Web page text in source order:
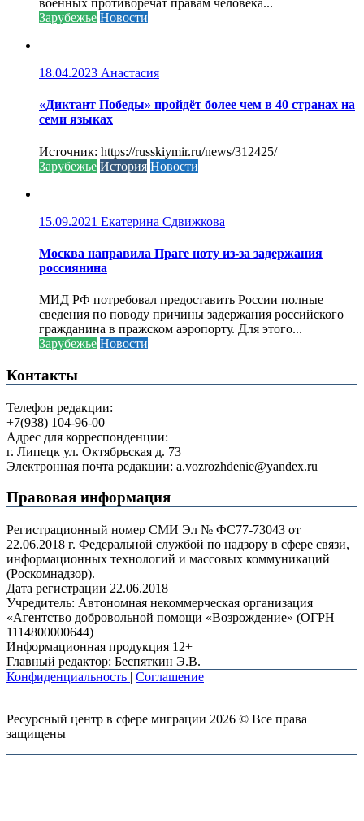
военных противоречат правам человека...
Зарубежье Новости
18.04.2023 Анастасия
«Диктант Победы» пройдёт более чем в 40 странах на
семи языках
Источник: https://russkiymir.ru/news/312425/
Зарубежье История Новости
15.09.2021 Екатерина Сдвижкова
Москва направила Праге ноту из-за задержания
россиянина
МИД РФ потребовал предоставить России полные
сведения по поводу причины задержания российского
гражданина в пражском аэропорту. Для этого...
Зарубежье Новости
Контакты
Телефон редакции:
+7(938) 104-96-00
Адрес для корреспонденции:
г. Липецк ул. Октябрьская д. 73
Электронная почта редакции: a.vozrozhdenie@yandex.ru
Правовая информация
Регистрационный номер СМИ Эл № ФС77-73043 от
22.06.2018 г. Федеральной службой по надзору в сфере связи,
информационных технологий и массовых коммуникаций
(Роскомнадзор).
Дата регистрации 22.06.2018
Учредитель: Автономная некоммерческая организация
«Агентство добровольной помощи «Возрождение» (ОГРН
1114800000644)
Информационная продукция 12+
Главный редактор: Беспяткин Э.В.
Конфиденциальность | Соглашение
Ресурсный центр в сфере миграции 2026 © Все права
защищены